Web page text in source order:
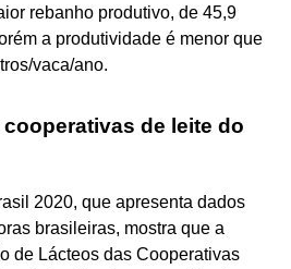
rebanho produtivo, de 45,9
a produtividade é menor que
vaca/ano.
de leite do
2020, que apresenta dados
brasileiras, mostra que a
de Lácteos das Cooperativas